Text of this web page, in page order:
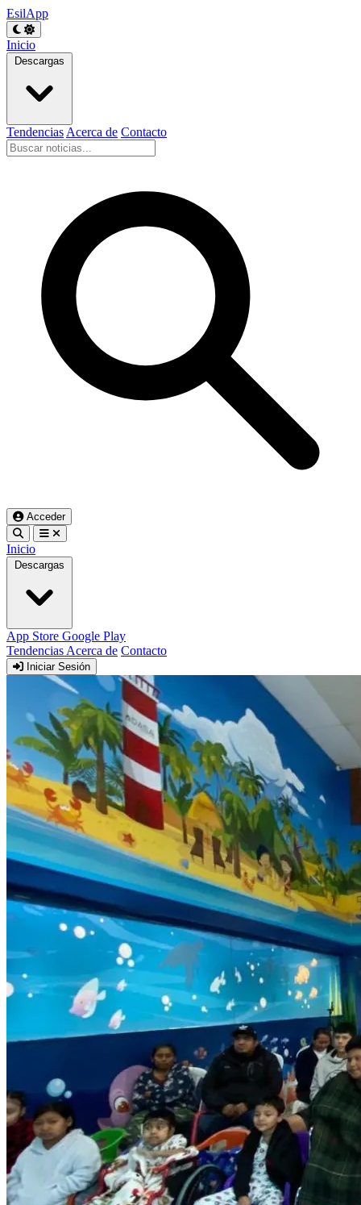
EsilApp
Inicio
Descargas
Tendencias Acerca de Contacto
Acceder
Inicio
Descargas
App Store Google Play
Tendencias Acerca de Contacto
Iniciar Sesión